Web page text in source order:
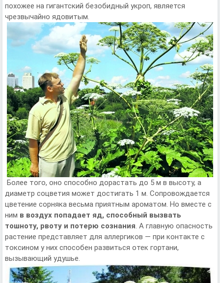
похожее на гигантский безобидный укроп, является
чрезвычайно ядовитым.
Более того, оно способно дорастать до 5 м в высоту, а
диаметр соцветия может достигать 1 м. Сопровождается
цветение сорняка весьма приятным ароматом. Но вместе с
ним в воздух попадает яд, способный вызвать
тошноту, рвоту и потерю сознания . А главную опасность
растение представляет для аллергиков — при контакте с
токсином у них способен развиться отек гортани,
вызывающий удушье.